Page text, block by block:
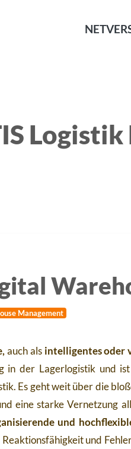
Management
auch als intelligentes oder
in der Lagerlogistik und
Es geht weit über die
eine starke Vernetzung
und
und